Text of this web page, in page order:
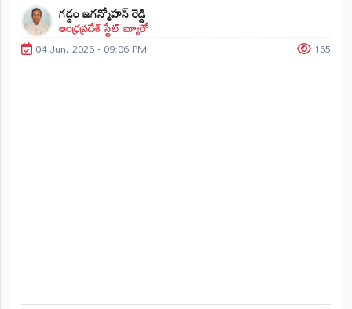
ప్రధాన
విభాగాలు
(MAIN)
గడ్డం జగన్మోహన్ రెడ్డి
ఆంధ్రప్రదేశ్ స్టేట్ బ్యూరో
04 Jun, 2026 - 09:06 PM 165